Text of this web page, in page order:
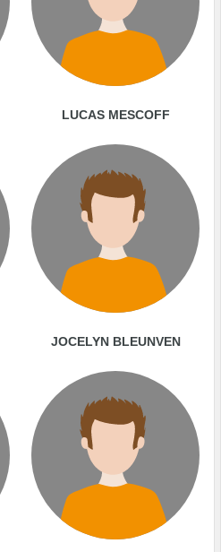
LUCAS MESCOFF
JOCELYN BLEUNVEN